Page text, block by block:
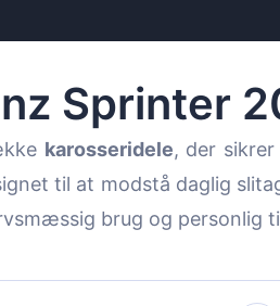
Sprinter
karosseridele, der
til at modstå daglig
brug og personlig